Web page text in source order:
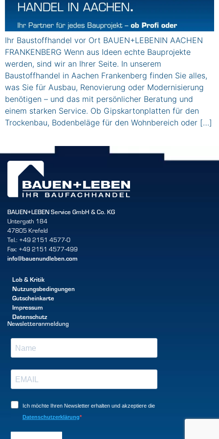
Ihr Baustoffhandel vor Ort BAUEN+LEBENIN AACHEN
FRANKENBERG Wenn aus Ideen echte Bauprojekte
werden, sind wir an Ihrer Seite. In unserem
Baustoffhandel in Aachen Frankenberg finden Sie alles,
was Sie für Ausbau, Renovierung oder Modernisierung
benötigen – und das mit persönlicher Beratung und
einem starken Service. Ob Gipskartonplatten für den
Trockenbau, Bodenbeläge für den Wohnbereich oder […]
BAUEN+LEBEN Service GmbH & Co. KG
Untergath 184
47805 Krefeld
Tel.: +49 2151 4577-0
Fax: +49 2151 4577-499
info@bauenundleben.com
Lob & Kritik
Nutzungsbedingungen
Gutscheinkarte
Impressum
Datenschutz
Newsletteranmeldung
Ich möchte Ihren Newsletter erhalten und akzeptiere die
Datenschutzerklärung